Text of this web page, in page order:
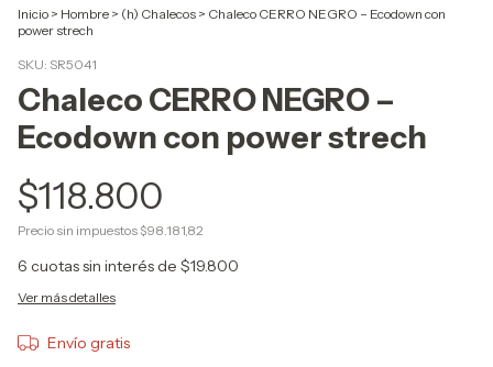
Inicio > Hombre > (h) Chalecos > Chaleco CERRO NEGRO – Ecodown con
power strech
SKU: SR5041
Chaleco CERRO NEGRO –
Ecodown con power strech
$118.800
Precio sin impuestos $98.181,82
6 cuotas sin interés de $19.800
Ver más detalles
Envío gratis